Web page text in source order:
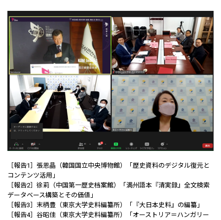
［報告1］張恩晶（韓国国立中央博物館）「歴史資料のデジタル復元と
コンテンツ活用」
［報告2］徐莉（中国第一歴史档案館）「満州語本『清実録』全文検索
データベース構築とその価値」
［報告3］末柄豊（東京大学史料編纂所）「『大日本史料』の編纂」
［報告4］谷昭佳（東京大学史料編纂所）「オーストリア＝ハンガリー